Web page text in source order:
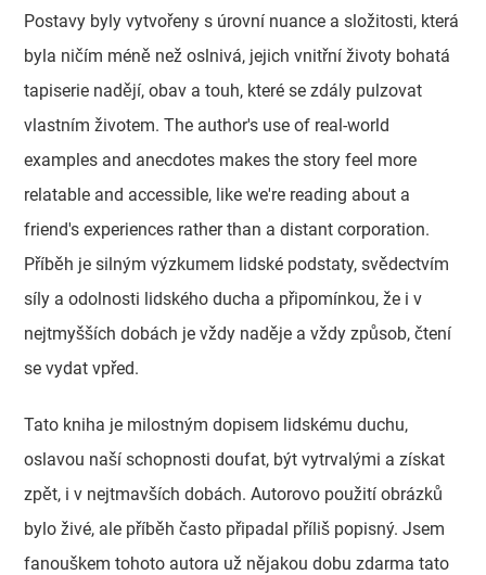
Postavy byly vytvořeny s úrovní nuance a složitosti, která
byla ničím méně než oslnivá, jejich vnitřní životy bohatá
tapiserie nadějí, obav a touh, které se zdály pulzovat
vlastním životem. The author's use of real-world
examples and anecdotes makes the story feel more
relatable and accessible, like we're reading about a
friend's experiences rather than a distant corporation.
Příběh je silným výzkumem lidské podstaty, svědectvím
síly a odolnosti lidského ducha a připomínkou, že i v
nejtmyšších dobách je vždy naděje a vždy způsob, čtení
se vydat vpřed.
Tato kniha je milostným dopisem lidskému duchu,
oslavou naší schopnosti doufat, být vytrvalými a získat
zpět, i v nejtmavších dobách. Autorovo použití obrázků
bylo živé, ale příběh často připadal příliš popisný. Jsem
fanouškem tohoto autora už nějakou dobu zdarma tato